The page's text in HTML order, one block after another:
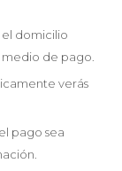
el domicilio
de pago.
verás
pago sea